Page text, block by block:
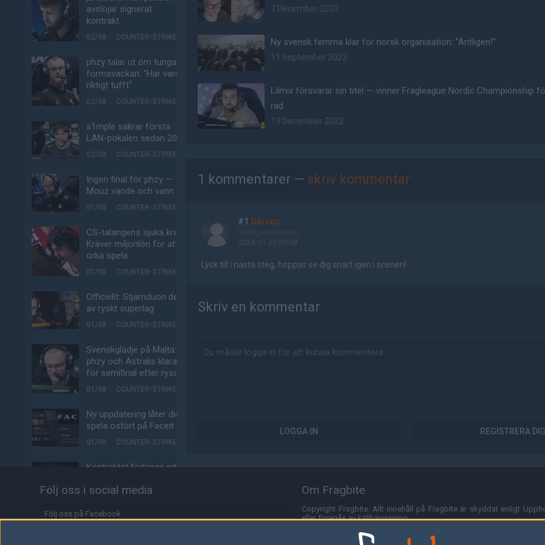
avslöjar signerat
kontrakt
02/08 COUNTER-STRIKE
phzy talar ut om tunga
formsvackan: "Har varit
riktigt tufft"
02/08 COUNTER-STRIKE
s1mple säkrar första
LAN-pokalen sedan 2022
02/08 COUNTER-STRIKE
Ingen final för phzy —
Mouz vände och vann
01/08 COUNTER-STRIKE
CS-talangens sjuka krav:
Kräver miljonlön för att
orka spela
01/08 COUNTER-STRIKE
Officiellt: Stjärnduon del
av ryskt superlag
01/08 COUNTER-STRIKE
Svenskglädje på Malta:
phzy och Astralis klara
för semifinal efter rysare
01/08 COUNTER-STRIKE
Ny uppdatering låter dig
spela ostört på Faceit
01/08 COUNTER-STRIKE
Kontraktet förlängs inte
Speeds
7 December 2023
Ny svensk femma klar för norsk organisation: "Äntligen!"
11 September 2023
Lilmix försvarar sin titel — vinner Fragleague Nordic Championship
rad
19 December 2022
1 kommentarer — skriv kommentar
#1 Darcuz
2024-01-20 09:08
Lyck till i nästa steg, hoppas se dig snart igen i scenen!
Skriv en kommentar
LOGGA IN REGISTRERA DIG
Följ oss i social media
Följ oss på Facebook
Om Fragbite
Copyright Fragbite. Allt innehåll på Fragbite är skyddat enligt
eller föregås av källhänvisning.
Alla åsikter uttryckta på Fragbite representerar varje enskild